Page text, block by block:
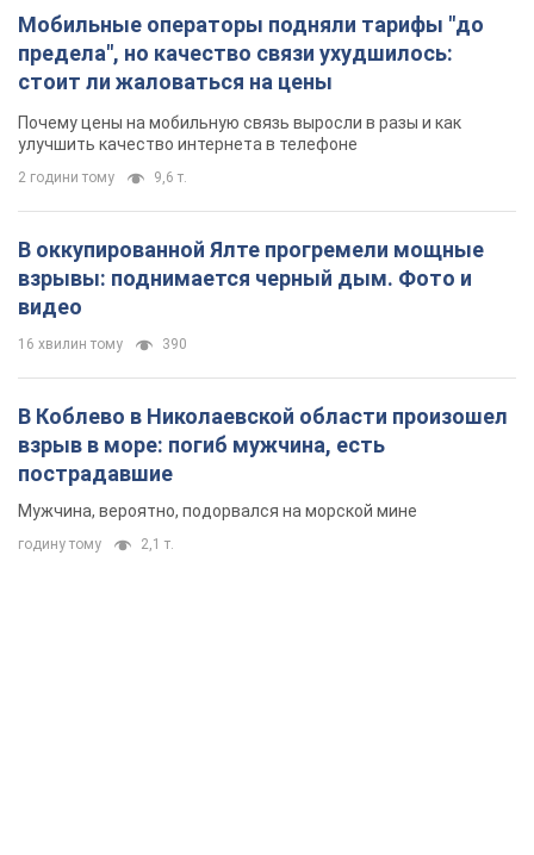
Мобильные операторы подняли тарифы "до
предела", но качество связи ухудшилось:
стоит ли жаловаться на цены
Почему цены на мобильную связь выросли в разы и как
улучшить качество интернета в телефоне
2 години тому 9,6 т.
В оккупированной Ялте прогремели мощные
взрывы: поднимается черный дым. Фото и
видео
16 хвилин тому 390
В Коблево в Николаевской области произошел
взрыв в море: погиб мужчина, есть
пострадавшие
Мужчина, вероятно, подорвался на морской мине
годину тому 2,1 т.